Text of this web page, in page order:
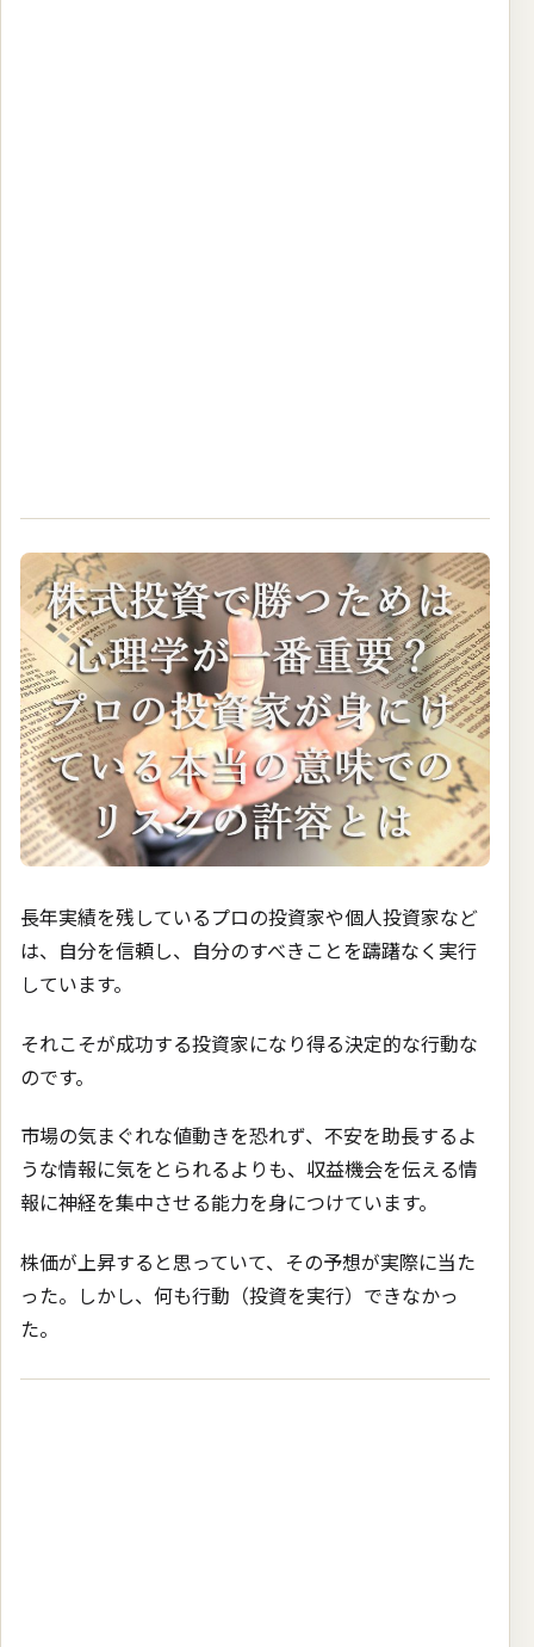
長年実績を残しているプロの投資家や個人投資家など
は、自分を信頼し、自分のすべきことを躊躇なく実行
しています。
それこそが成功する投資家になり得る決定的な行動な
のです。
市場の気まぐれな値動きを恐れず、不安を助長するよ
うな情報に気をとられるよりも、収益機会を伝える情
報に神経を集中させる能力を身につけています。
株価が上昇すると思っていて、その予想が実際に当た
った。しかし、何も行動（投資を実行）できなかっ
た。